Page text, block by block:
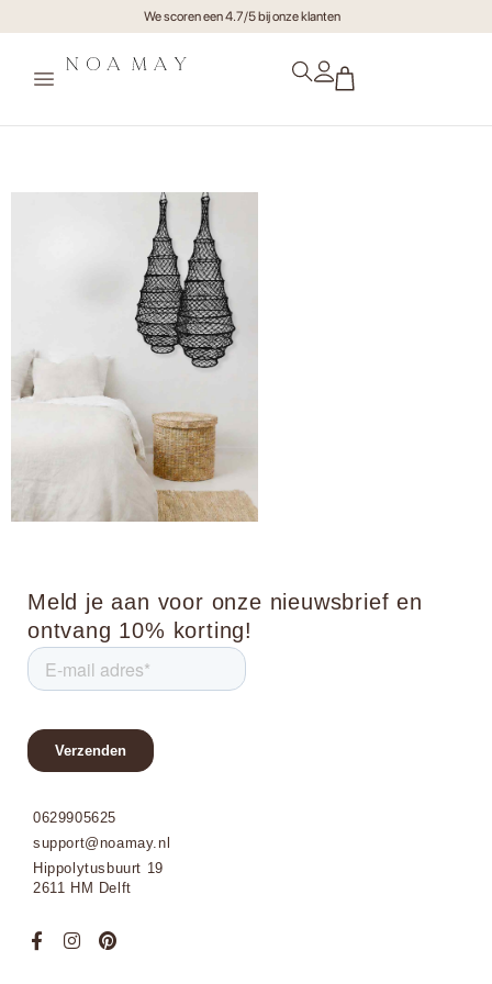
We scoren een 4.7/5 bij onze klanten
Meld je aan voor onze nieuwsbrief en
ontvang 10% korting!
0629905625
support@noamay.nl
Hippolytusbuurt 19
2611 HM Delft